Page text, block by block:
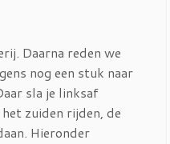
Daarna reden we
nog een stuk naar
sla je linksaf
zuiden rijden, de
Hieronder